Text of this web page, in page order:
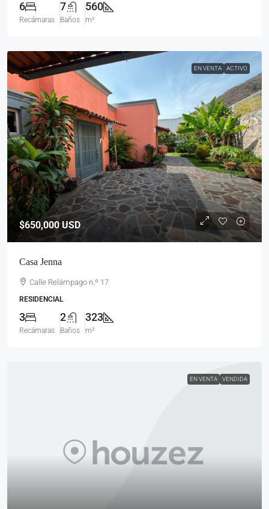
6
Recámaras
7
Baños
560
m²
EN VENTA ACTIVO
$650,000USD
Casa Jenna
Calle Relámpago n.º 17
RESIDENCIAL
3
Recámaras
2
Baños
323
m²
EN VENTA VENDIDA